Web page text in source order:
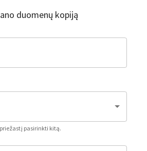
duomenų kopiją
pasirinkti kitą.